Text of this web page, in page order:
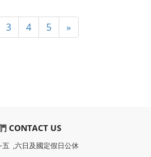
3 4 5 »
CONTACT US
五 ,六日及國定假日公休